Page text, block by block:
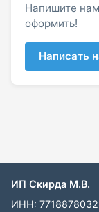
Напишите
оформить!
Написать
ИП Скирда М.В.
ИНН: